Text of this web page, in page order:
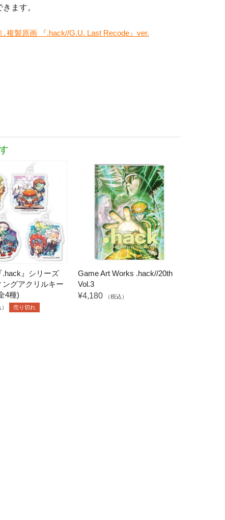
ます。
複製原画 『.hack//G.U. Last Recode』ver.
.hack』シリーズ
ングアクリルキー
4種)
売り切れ
Game Art Works .hack//20th
Vol.3
¥4,180
（税込）